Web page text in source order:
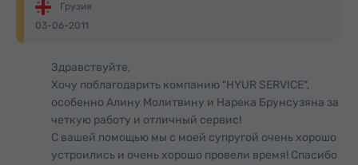
Грузия
03-06-2011
Здравствуйте,
Хочу поблагодарить компанию "HYUR SERVICE",
особенно Алину Молитвину и Нарека Брунсузяна за
четкую работу и отличный сервис!
С вашей помощью мы с моей супругой очень хорошо
устроились и очень хорошо провели время! Спасибо